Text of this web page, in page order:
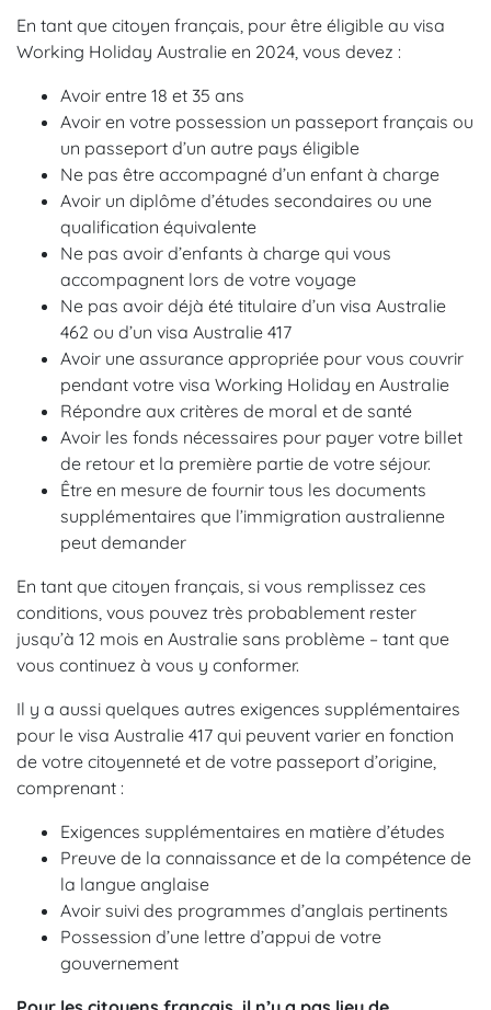
En tant que citoyen français, pour être éligible au visa
Working Holiday Australie en 2024, vous devez :
Avoir entre 18 et 35 ans
Avoir en votre possession un passeport français ou
un passeport d’un autre pays éligible
Ne pas être accompagné d’un enfant à charge
Avoir un diplôme d’études secondaires ou une
qualification équivalente
Ne pas avoir d’enfants à charge qui vous
accompagnent lors de votre voyage
Ne pas avoir déjà été titulaire d’un visa Australie
462 ou d’un visa Australie 417
Avoir une assurance appropriée pour vous couvrir
pendant votre visa Working Holiday en Australie
Répondre aux critères de moral et de santé
Avoir les fonds nécessaires pour payer votre billet
de retour et la première partie de votre séjour.
Être en mesure de fournir tous les documents
supplémentaires que l’immigration australienne
peut demander
En tant que citoyen français, si vous remplissez ces
conditions, vous pouvez très probablement rester
jusqu’à 12 mois en Australie sans problème – tant que
vous continuez à vous y conformer.
Il y a aussi quelques autres exigences supplémentaires
pour le visa Australie 417 qui peuvent varier en fonction
de votre citoyenneté et de votre passeport d’origine,
comprenant :
Exigences supplémentaires en matière d’études
Preuve de la connaissance et de la compétence de
la langue anglaise
Avoir suivi des programmes d’anglais pertinents
Possession d’une lettre d’appui de votre
gouvernement